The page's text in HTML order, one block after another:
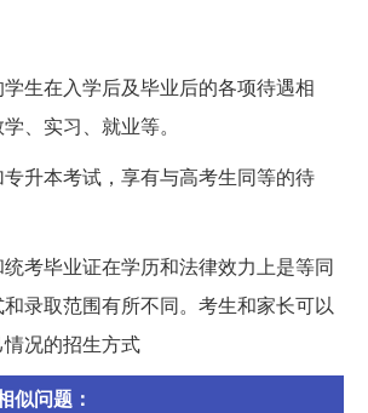
生在入学后及毕业后的各项待遇相
、实习、就业等。
升本考试，享有与高考生同等的待
考毕业证在学历和法律效力上是等同
录取范围有所不同。考生和家长可以
况的招生方式
似问题：